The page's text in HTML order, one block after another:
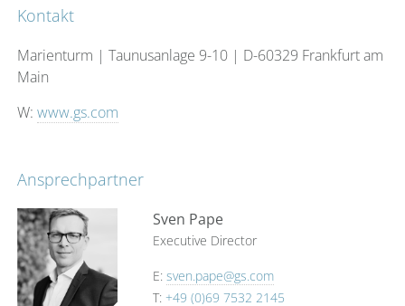
Kontakt
Marienturm | Taunusanlage 9-10 | D-60329 Frankfurt am
Main
W:www.gs.com
Ansprechpartner
Sven Pape
Executive Director
E: sven.pape@gs.com
T: +49 (0)69 7532 2145